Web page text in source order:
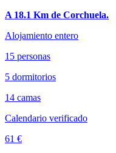
A 18.1 Km de Corchuela.
Alojamiento entero
15 personas
5 dormitorios
14 camas
Calendario verificado
61 €